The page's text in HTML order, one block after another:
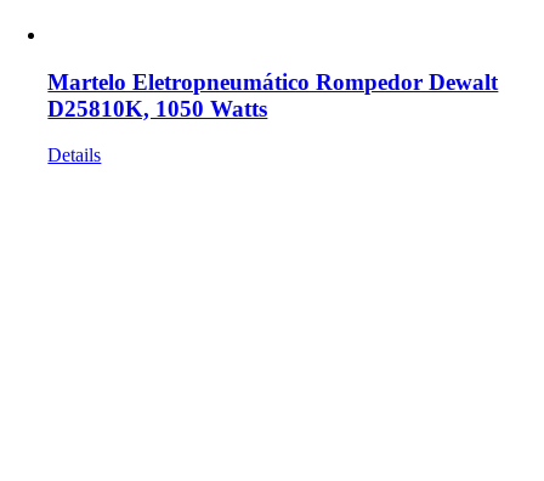
Martelo Eletropneumático Rompedor Dewalt
D25810K, 1050 Watts
Details